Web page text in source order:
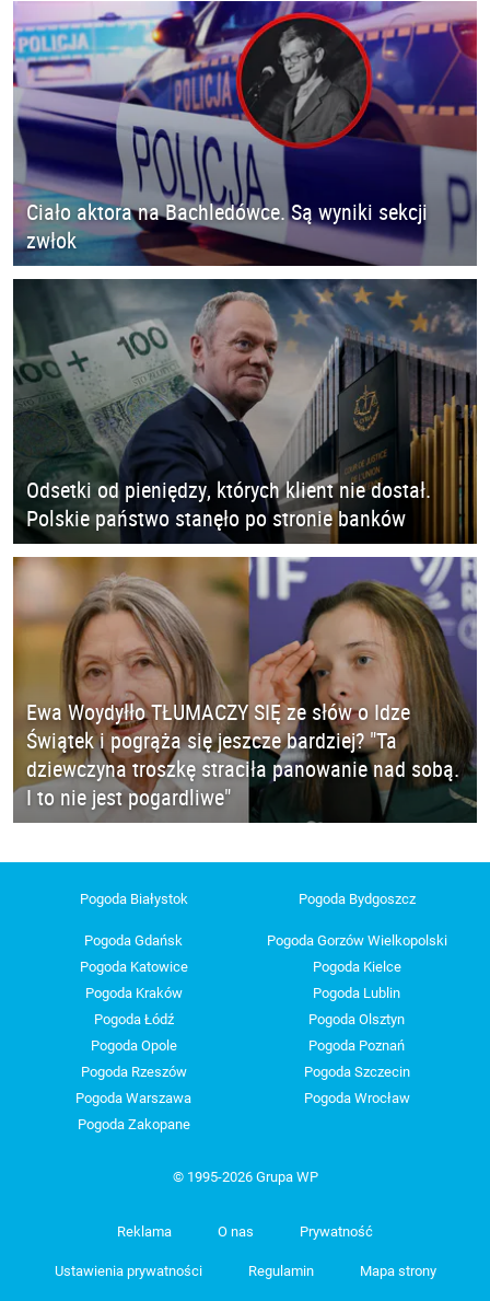
Ciało aktora na Bachledówce. Są wyniki sekcji
zwłok
Odsetki od pieniędzy, których klient nie dostał.
Polskie państwo stanęło po stronie banków
Ewa Woydyłło TŁUMACZY SIĘ ze słów o Idze
Świątek i pogrąża się jeszcze bardziej? "Ta
dziewczyna troszkę straciła panowanie nad sobą.
I to nie jest pogardliwe"
Pogoda Białystok Pogoda Bydgoszcz
Pogoda Gdańsk
Pogoda Gorzów Wielkopolski
Pogoda Katowice
Pogoda Kielce
Pogoda Kraków
Pogoda Lublin
Pogoda Łódź
Pogoda Olsztyn
Pogoda Opole
Pogoda Poznań
Pogoda Rzeszów
Pogoda Szczecin
Pogoda Warszawa
Pogoda Wrocław
Pogoda Zakopane
© 1995-2026 Grupa WP
Reklama O nas Prywatność
Ustawienia prywatności Regulamin Mapa strony